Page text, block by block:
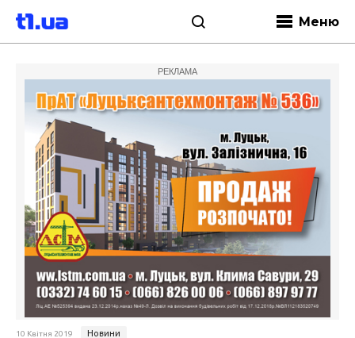
Меню
РЕКЛАМА
10 Квітня 2019 Новини